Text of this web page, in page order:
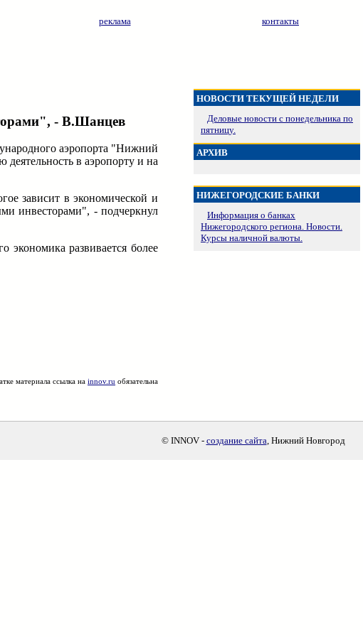
реклама контакты
- В.Шанцев
аэропорта "Нижний
в аэропорту и на
зависит в экономической и
инвесторами", - подчеркнул
развивается более
материала ссылка на innov.ru обязательна
НОВОСТИ ТЕКУЩЕЙ НЕДЕЛИ
Деловые новости с понедельника по
пятницу.
АРХИВ
НИЖЕГОРОДСКИЕ БАНКИ
Информация о банках
Нижегородского региона. Новости.
Курсы наличной валюты.
© INNOV - создание сайта, Нижний Новгород